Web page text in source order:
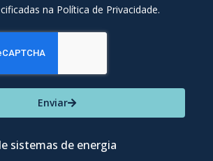
na Política de Privacidade.
Enviar
sistemas de energia